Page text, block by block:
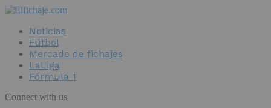
Noticias
Fútbol
Mercado de fichajes
LaLiga
Fórmula 1
Connect with us